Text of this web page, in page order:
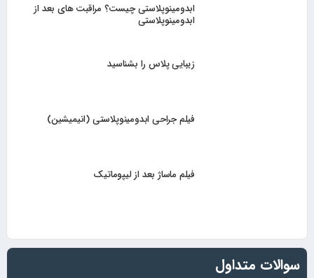
ابدومینوپلاستی چیست؟ مراقبت های بعد از
ابدومینوپلاستی
زیبایی پلاس را بشناسید
فیلم جراحی ابدومینوپلاستی (انیمیشین)
فیلم ماساژ بعد از لیپوماتیک
سوالات متداول